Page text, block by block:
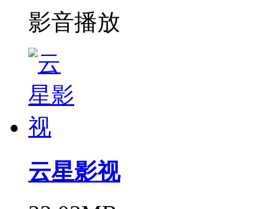
影音播放
云星影视